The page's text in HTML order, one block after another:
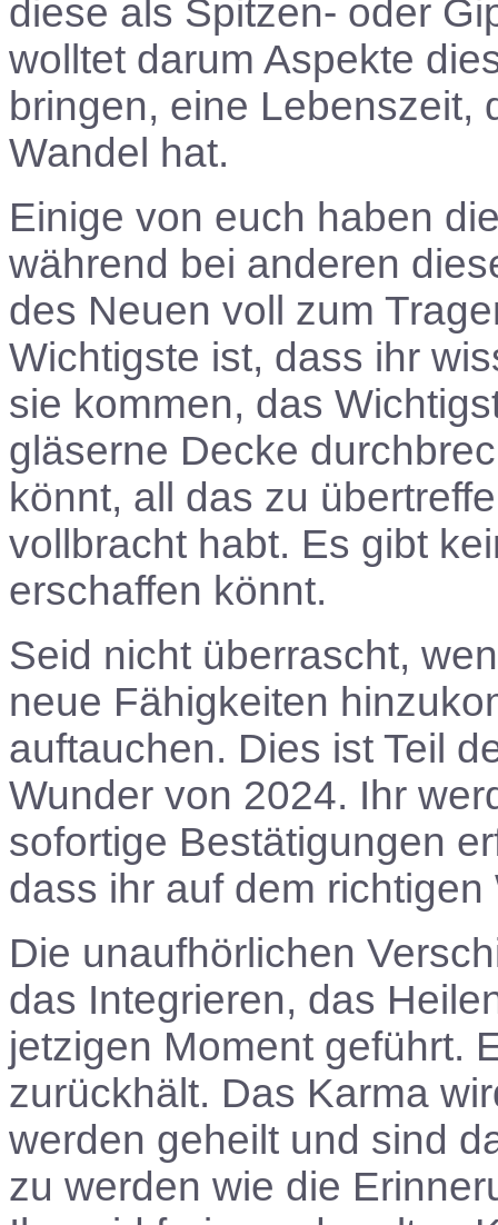
diese als Spitzen- oder
wolltet darum Aspekte
bringen, eine Lebenszeit,
Wandel hat.
Einige von euch haben
während bei anderen
des Neuen voll zum
Wichtigste ist, dass ihr
sie kommen, das
gläserne Decke
könnt, all das zu
vollbracht habt. Es gibt
erschaffen könnt.
Seid nicht überrascht,
neue Fähigkeiten
auftauchen. Dies ist Teil
Wunder von 2024. Ihr
sofortige Bestätigungen
dass ihr auf dem richtigen
Die unaufhörlichen
das Integrieren, das
jetzigen Moment geführt.
zurückhält. Das Karma
werden geheilt und sind
zu werden wie die